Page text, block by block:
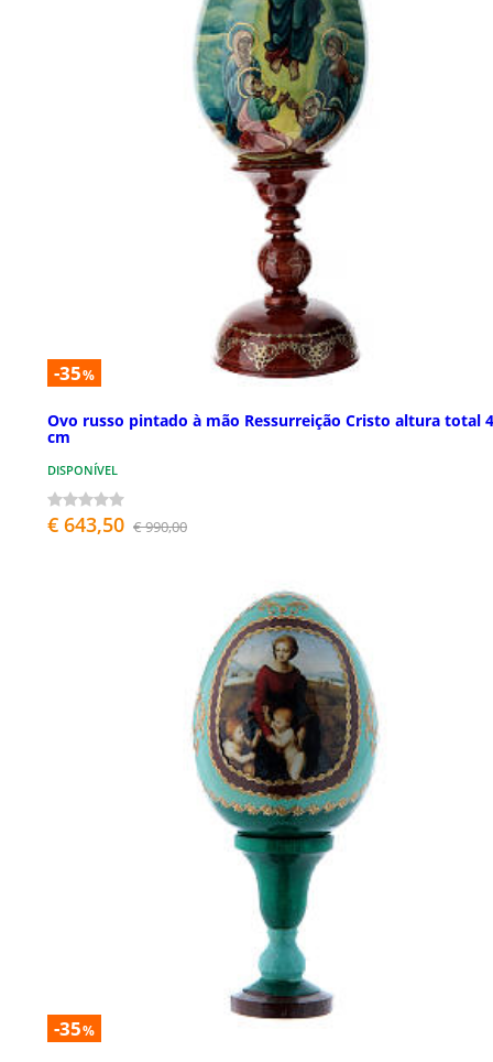
-35%
Ovo russo pintado à mão Ressurreição Cristo altura total
cm
DISPONÍVEL
€ 643,50 € 990,00
-35%